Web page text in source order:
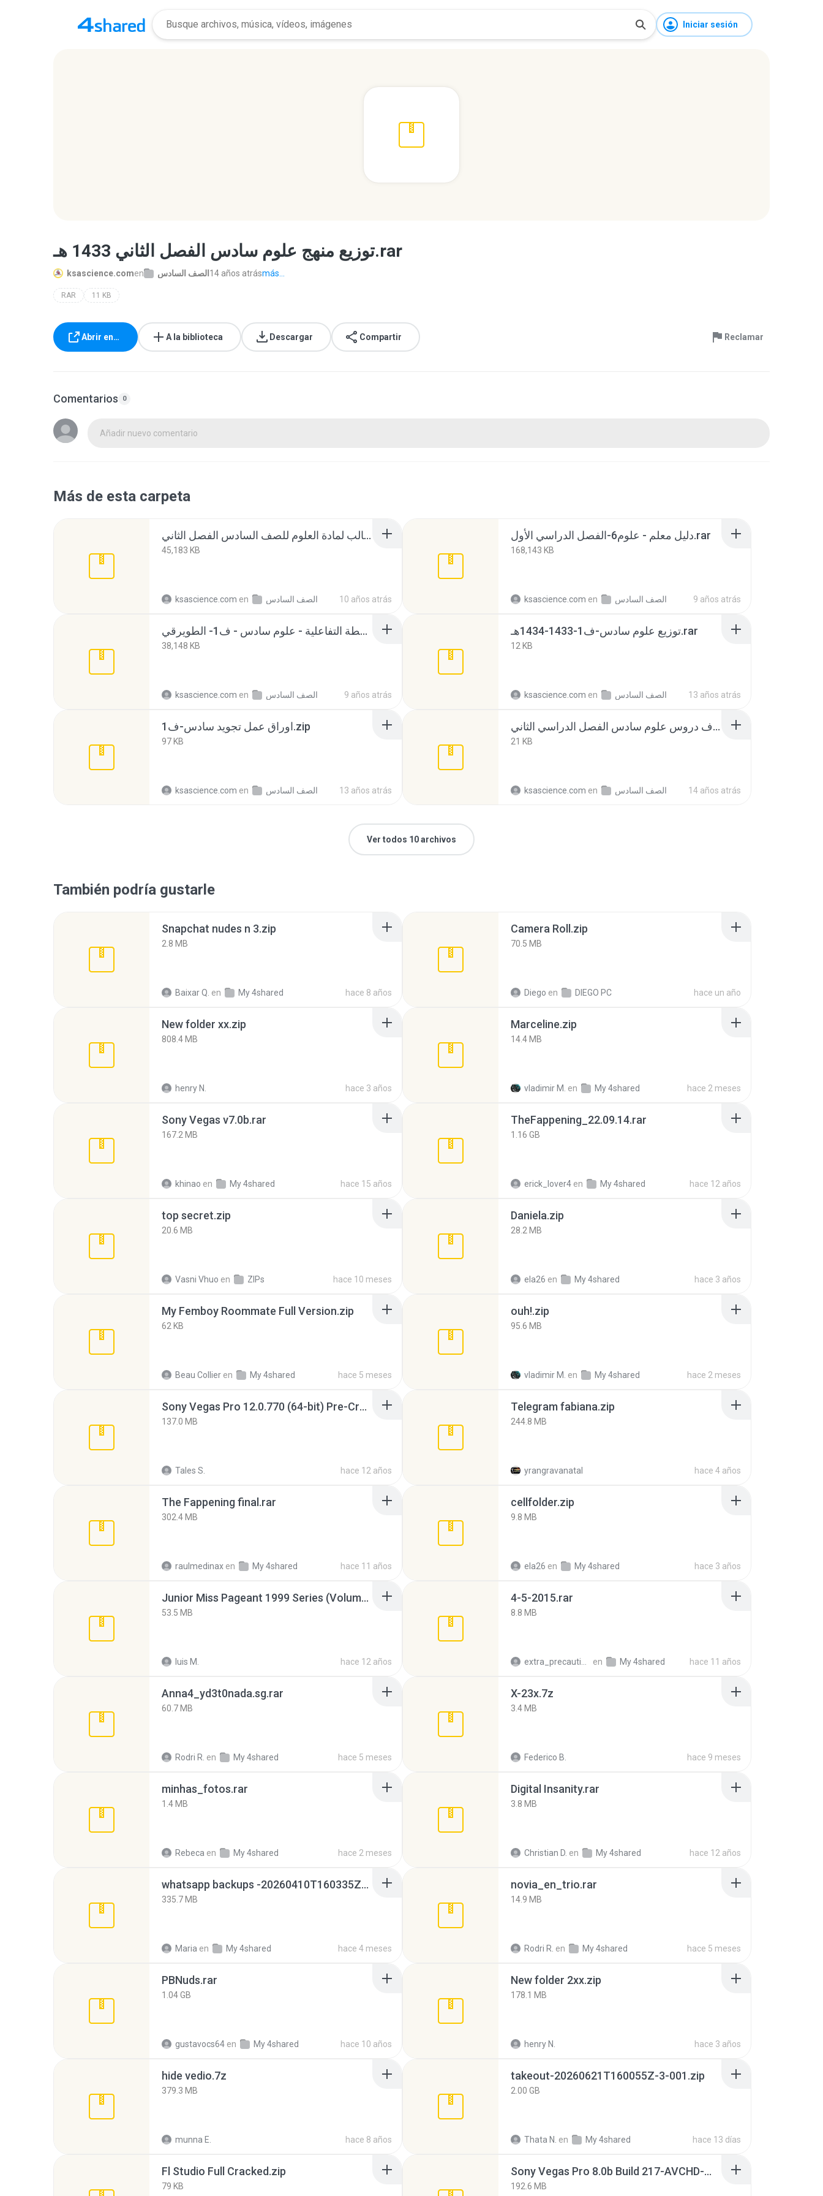
Iniciar sesión
توزيع منهج علوم سادس الفصل الثاني 1433 هـ.rar
ksascience.comen الصف السادس 14 años atrásmás...
RAR 11 KB
Abrir en… A la biblioteca Descargar Compartir Reclamar
Comentarios 0
Añadir nuevo comentario
Más de esta carpeta
حل أسئلة كتاب الطالب لمادة العلوم للصف السادس الفصل الثاني.rar
45,183 KB
ksascience.com en الصف السادس 10 años atrás
دليل معلم - علوم6-الفصل الدراسي الأول.rar
168,143 KB
ksascience.com en الصف السادس 9 años atrás
الأنشطة التفاعلية - علوم سادس - ف1- الطويرقي.rar
38,148 KB
ksascience.com en الصف السادس 9 años atrás
توزيع علوم سادس-ف1-1433-1434هـ.rar
12 KB
ksascience.com en الصف السادس 13 años atrás
اوراق عمل تجويد سادس-ف1.zip
97 KB
ksascience.com en الصف السادس 13 años atrás
اهداف دروس علوم سادس الفصل الدراسي الثاني.rar
21 KB
ksascience.com en الصف السادس 14 años atrás
Ver todos 10 archivos
También podría gustarle
Snapchat nudes n 3.zip
2.8 MB
Baixar Q. en My 4shared hace 8 años
Camera Roll.zip
70.5 MB
Diego en DIEGO PC hace un año
New folder xx.zip
808.4 MB
henry N. hace 3 años
Marceline.zip
14.4 MB
vladimir M. en My 4shared hace 2 meses
Sony Vegas v7.0b.rar
167.2 MB
khinao en My 4shared hace 15 años
TheFappening_22.09.14.rar
1.16 GB
erick_lover4 en My 4shared hace 12 años
top secret.zip
20.6 MB
Vasni Vhuo en ZIPs hace 10 meses
Daniela.zip
28.2 MB
ela26 en My 4shared hace 3 años
My Femboy Roommate Full Version.zip
62 KB
Beau Collier en My 4shared hace 5 meses
ouh!.zip
95.6 MB
vladimir M. en My 4shared hace 2 meses
Sony Vegas Pro 12.0.770 (64-bit) Pre-Cracked.zip
137.0 MB
Tales S. hace 12 años
Telegram fabiana.zip
244.8 MB
yrangravanatal hace 4 años
The Fappening final.rar
302.4 MB
raulmedinax en My 4shared hace 11 años
cellfolder.zip
9.8 MB
ela26 en My 4shared hace 3 años
Junior Miss Pageant 1999 Series (Volume I Part I NC 6).7z
53.5 MB
luis M. hace 12 años
4-5-2015.rar
8.8 MB
en My 4shared hace 11 años
Anna4_yd3t0nada.sg.rar
60.7 MB
Rodri R. en My 4shared hace 5 meses
X-23x.7z
3.4 MB
Federico B. hace 9 meses
minhas_fotos.rar
1.4 MB
Rebeca en My 4shared hace 2 meses
Digital Insanity.rar
3.8 MB
Christian D. en My 4shared hace 12 años
whatsapp backups -20260410T160335Z-3-001.zip
335.7 MB
Maria en My 4shared hace 4 meses
novia_en_trio.rar
14.9 MB
Rodri R. en My 4shared hace 5 meses
PBNuds.rar
1.04 GB
gustavocs64 en My 4shared hace 10 años
New folder 2xx.zip
178.1 MB
henry N. hace 3 años
hide vedio.7z
379.3 MB
munna E. hace 8 años
takeout-20260621T160055Z-3-001.zip
2.00 GB
Thata N. en My 4shared hace 13 días
Fl Studio Full Cracked.zip
79 KB
Sony Vegas Pro 8.0b Build 217-AVCHD-MPG-AC3 FIXED.7z
192.6 MB